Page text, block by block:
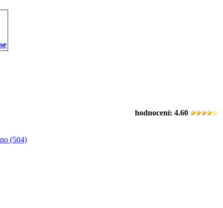
hodnocení: 4.60
(504)